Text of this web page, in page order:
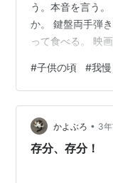
う。本音を言う
か。 鍵盤両手弾
って食べる。 映
いを受けたら「
ことはやりたく
やろうとしない
買う エロいシー
守護霊さんを実体
#子供の頃 #我慢
かよぶろ • 3
存分、存分！